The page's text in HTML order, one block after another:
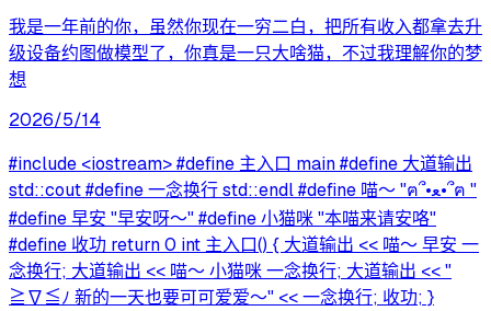
我是一年前的你，虽然你现在一穷二白，把所有收入都拿去升
级设备约图做模型了，你真是一只大啥猫，不过我理解你的梦
想
2026/5/14
#include <iostream> #define 主入口 main #define 大道输出
std::cout #define 一念换行 std::endl #define 喵～ "ฅ՞•ﻌ•՞ฅ "
#define 早安 "早安呀～" #define 小猫咪 "本喵来请安咯"
#define 收功 return 0 int 主入口() { 大道输出 << 喵～ 早安 一
念换行; 大道输出 << 喵～ 小猫咪 一念换行; 大道输出 << "
≧∇≦ﾉ 新的一天也要可可爱爱～" << 一念换行; 收功; }